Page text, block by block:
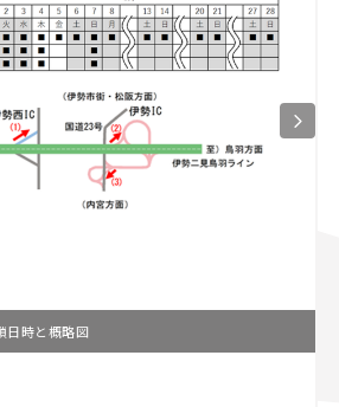
日時と概略図